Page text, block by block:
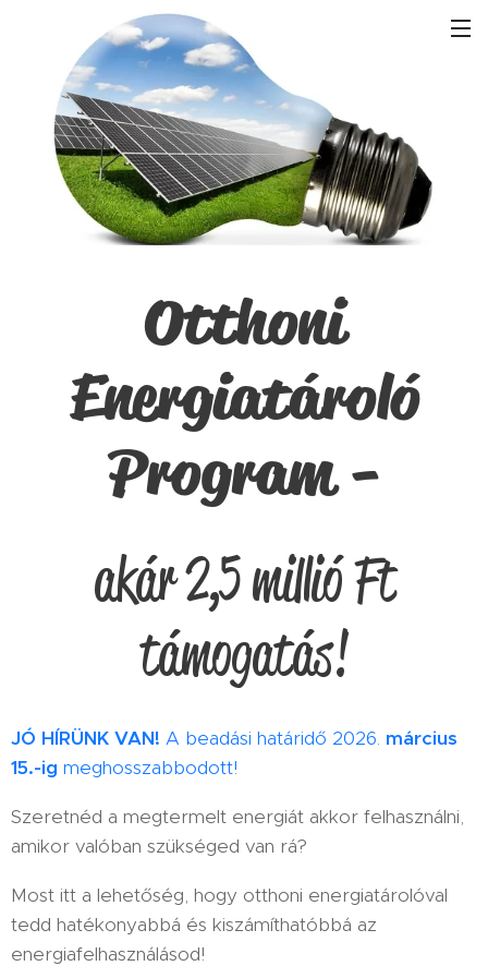
Otthoni
Energiatároló
Program -
akár 2,5 millió Ft
támogatás!
JÓ HÍRÜNK VAN! A beadási határidő 2026. március
15.-ig meghosszabbodott!
Szeretnéd a megtermelt energiát akkor felhasználni,
amikor valóban szükséged van rá?
Most itt a lehetőség, hogy otthoni energiatárolóval
tedd hatékonyabbá és kiszámíthatóbbá az
energiafelhasználásod!